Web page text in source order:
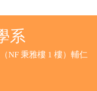
系
NF 秉雅樓 1 樓）輔仁